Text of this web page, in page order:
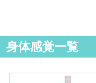
身体感覚一覧